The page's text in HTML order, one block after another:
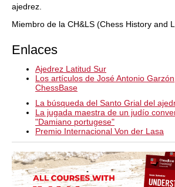
ajedrez.
Miembro de la CH&LS (Chess History and
Enlaces
Ajedrez Latitud Sur
Los artículos de José Antonio
ChessBase
La búsqueda del Santo Grial del
La jugada maestra de un judío
"Damiano portugese"
Premio Internacional Von der Lasa